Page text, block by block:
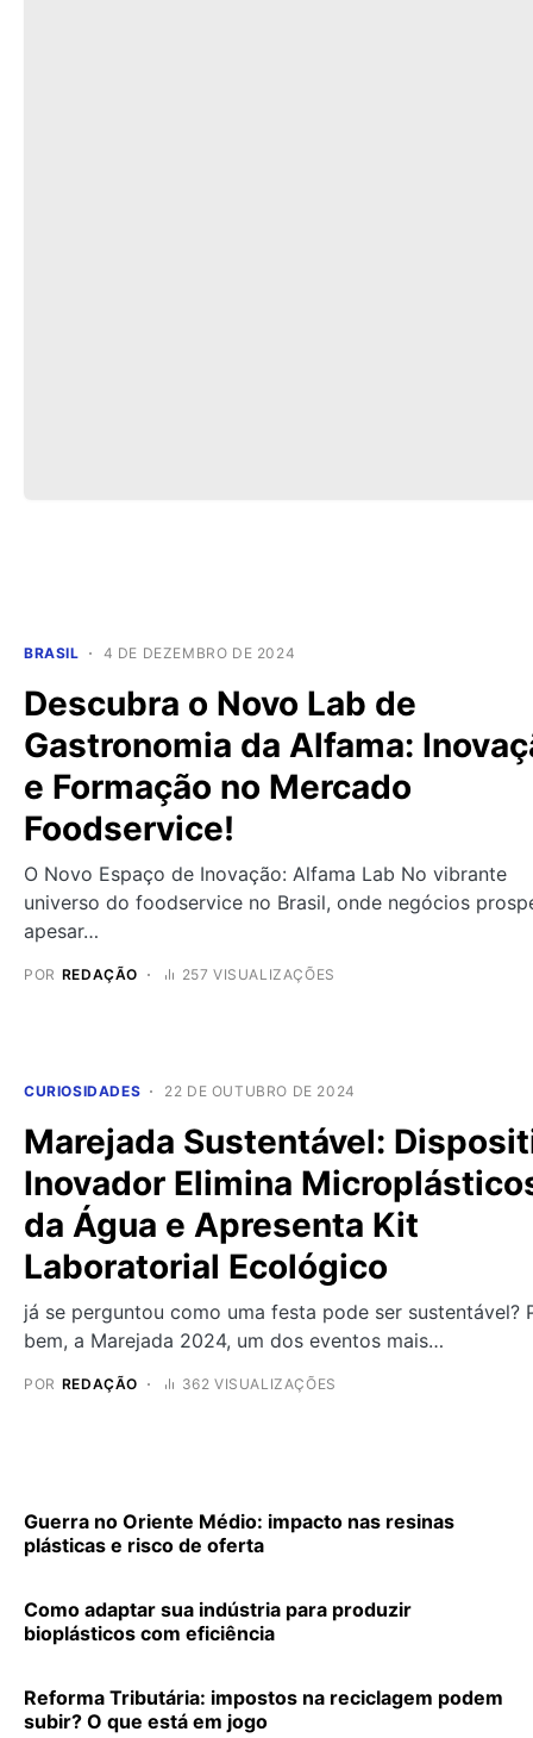
BRASIL 4 DE DEZEMBRO DE 2024
Descubra o Novo Lab de
Gastronomia da Alfama:
e Formação no Mercado
Foodservice!
O Novo Espaço de Inovação: Alfama Lab No vibrante
universo do foodservice no Brasil, onde negócios
apesar…
POR REDAÇÃO 257 VISUALIZAÇÕES
CURIOSIDADES 22 DE OUTUBRO DE 2024
Marejada Sustentável:
Inovador Elimina
da Água e Apresenta Kit
Laboratorial Ecológico
já se perguntou como uma festa pode ser sustentável?
bem, a Marejada 2024, um dos eventos mais…
POR REDAÇÃO 362 VISUALIZAÇÕES
Guerra no Oriente Médio: impacto nas resinas
plásticas e risco de oferta
Como adaptar sua indústria para produzir
bioplásticos com eficiência
Reforma Tributária: impostos na reciclagem podem
subir? O que está em jogo